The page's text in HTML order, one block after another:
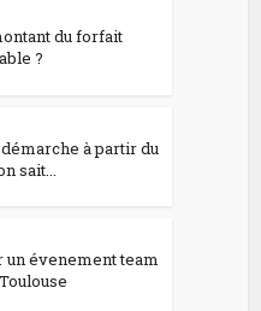
du forfait
?
à partir du
sait...
un évenement team